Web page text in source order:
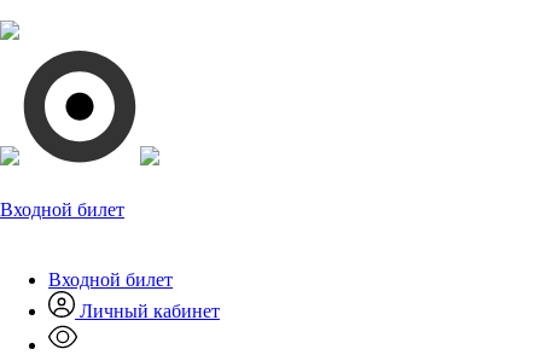
Входной билет
Входной билет
Личный кабинет